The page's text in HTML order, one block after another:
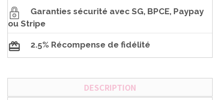
Garanties sécurité avec SG, BPCE, Paypay
ou Stripe
2.5% Récompense de fidélité
DESCRIPTION